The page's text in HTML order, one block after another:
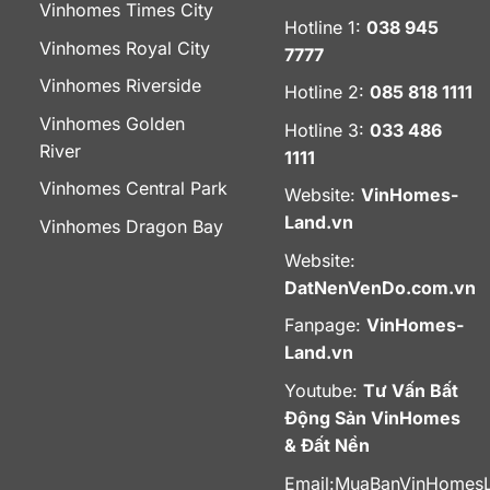
Vinhomes Times City
Vinhomes Royal City
Vinhomes Riverside
Vinhomes Golden
River
Vinhomes Central Park
Vinhomes Dragon Bay
Hotline 1: 038 945
7777
Hotline 2: 085 818 1111
Hotline 3: 033 486
1111
Website: VinHomes-
Land.vn
Website:
DatNenVenDo.com.vn
Fanpage: VinHomes-
Land.vn
Youtube: Tư Vấn Bất
Động Sản VinHomes
& Đất Nền
Email: